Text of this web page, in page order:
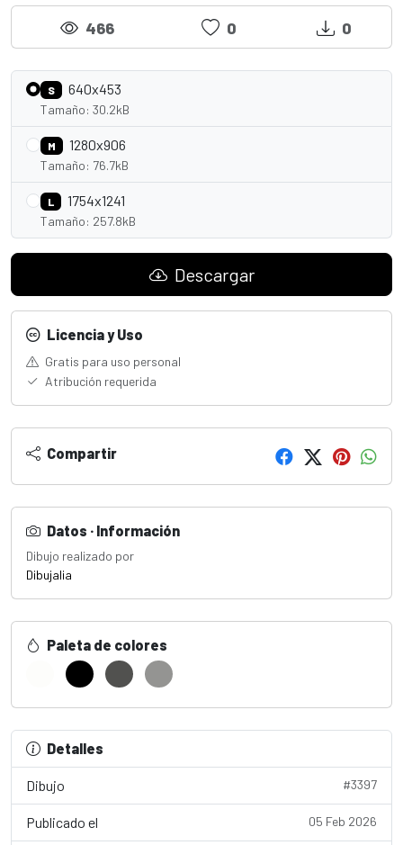
466 0 0
S 640x453
Tamaño: 30.2kB
M 1280x906
Tamaño: 76.7kB
L 1754x1241
Tamaño: 257.8kB
Descargar
Licencia y Uso
Gratis para uso personal
Atribución requerida
Compartir
Datos · Información
Dibujo realizado por
Dibujalia
Paleta de colores
Detalles
Dibujo #3397
Publicado el 05 Feb 2026